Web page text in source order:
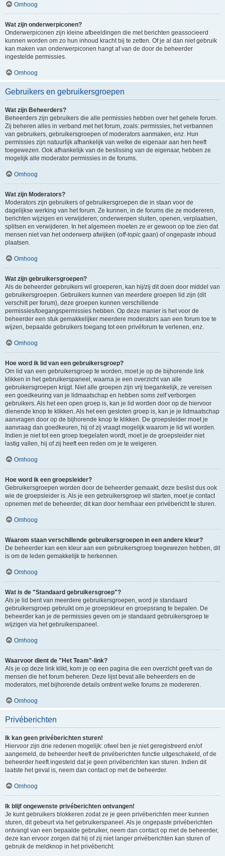
Omhoog
Wat zijn onderwerpiconen?
Onderwerpiconen zijn kleine afbeeldingen die met berichten geassocieerd
kunnen worden om zo hun inhoud kracht bij te zetten. Of je al dan niet gebruik
kan maken van onderwerpiconen hangt af van de door de beheerder
ingestelde permissies.
Omhoog
Gebruikers en gebruikersgroepen
Wat zijn Beheerders?
Beheerders zijn gebruikers die alle permissies hebben over het gehele forum.
Zij beheren alles in verband met het forum, zoals: permissies, het verbannen
van gebruikers, gebruikersgroepen of moderators aanmaken, enz. Hun
permissies zijn natuurlijk afhankelijk van welke de eigenaar aan hen heeft
toegewezen. Ook afhankelijk van de beslissing van de eigenaar, hebben ze
mogelijk alle moderator permissies in de forums.
Omhoog
Wat zijn Moderators?
Moderators zijn gebruikers of gebruikersgroepen die in staan voor de
dagelijkse werking van het forum. Ze kunnen, in de forums die ze modereren,
berichten wijzigen en verwijderen; onderwerpen sluiten, openen, verplaatsen,
splitsen en verwijderen. In het algemeen moeten ze er gewoon op toe zien dat
mensen niet van het onderwerp afwijken (off-topic gaan) of ongepaste inhoud
plaatsen.
Omhoog
Wat zijn gebruikersgroepen?
Als de beheerder gebruikers wil groeperen, kan hij/zij dit doen door middel van
gebruikersgroepen. Gebruikers kunnen van meerdere groepen lid zijn (dit
verschilt per forum), deze groepen kunnen verschillende
permissies/toegangspermissies hebben. Op deze manier is het voor de
beheerder een stuk gemakkelijker meerdere moderators aan een forum toe te
wijzen, bepaalde gebruikers toegang tot een privéforum te verlenen, enz.
Omhoog
Hoe word ik lid van een gebruikersgroep?
Om lid van een gebruikersgroep te worden, moet je op de bijhorende link
klikken in het gebruikerspaneel, waarna je een overzicht van alle
gebruikersgroepen krijgt. Niet alle groepen zijn vrij toegankelijk, ze vereisen
een goedkeuring van je lidmaatschap en hebben soms zelf verborgen
gebruikers. Als het een open groep is, kan je lid worden door op de hiervoor
dienende knop te klikken. Als het een gesloten groep is, kan je je lidmaatschap
aanvragen door op de bijhorende knop te klikken. De groepsleider moet je
aanvraag dan goedkeuren, hij of zij vraagt mogelijk waarom je lid wil worden.
Indien je niet tot een groep toegelaten wordt, moet je de groepsleider niet
lastig vallen, hij of zij heeft een reden om je te weigeren.
Omhoog
Hoe word ik een groepsleider?
Gebruikersgroepen worden door de beheerder gemaakt, deze beslist dus ook
wie de groepsleider is. Als je een gebruikersgroep wil starten, moet je contact
opnemen met de beheerder, dit kan door hem/haar een privébericht te sturen.
Omhoog
Waarom staan verschillende gebruikersgroepen in een andere kleur?
De beheerder kan een kleur aan een gebruikersgroep toegewezen hebben, dit
is om de leden gemakkelijk te herkennen.
Omhoog
Wat is de "Standaard gebruikersgroep"?
Als je lid bent van meerdere gebruikersgroepen, word je standaard
gebruikersgroep gebruikt om je groepskleur en groepsrang te bepalen. De
beheerder kan je de permissies geven om je standaard gebruikersgroep te
wijzigen via het gebruikerspaneel.
Omhoog
Waarvoor dient de "Het Team"-link?
Als je op deze link klikt, kom je op een pagina die een overzicht geeft van de
mensen die het forum beheren. Deze lijst bevat alle beheerders en de
moderators, met bijhorende details omtrent welke forums ze modereren.
Omhoog
Privéberichten
Ik kan geen privéberichten sturen!
Hiervoor zijn drie redenen mogelijk: ofwel ben je niet geregistreerd en/of
aangemeld, de beheerder heeft de privéberichten functie uitgeschakeld, of de
beheerder heeft ingesteld dat je geen privéberichten kan sturen. Indien dit
laatste het geval is, neem dan contact op met de beheerder.
Omhoog
Ik blijf ongewenste privéberichten ontvangen!
Je kunt gebruikers blokkeren zodat ze je geen privéberichten meer kunnen
sturen, dit gebeurt via het gebruikerspaneel. Als je ongepaste privéberichten
ontvangt van een bepaalde gebruiker, neem dan contact op met de beheerder,
deze kan ervoor zorgen dat hij of zij niet langer privéberichten kan sturen of
gebruik de meldknop in het privébericht.